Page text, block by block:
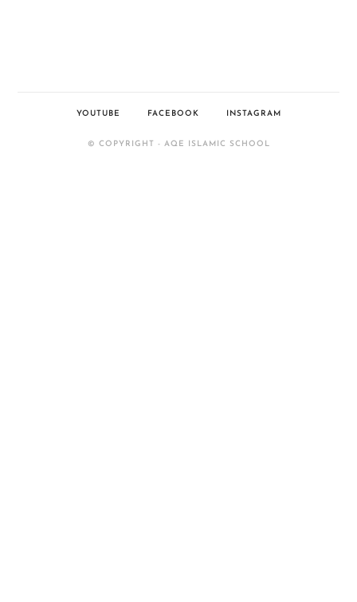
YOUTUBE FACEBOOK INSTAGRAM
© COPYRIGHT - AQE ISLAMIC SCHOOL